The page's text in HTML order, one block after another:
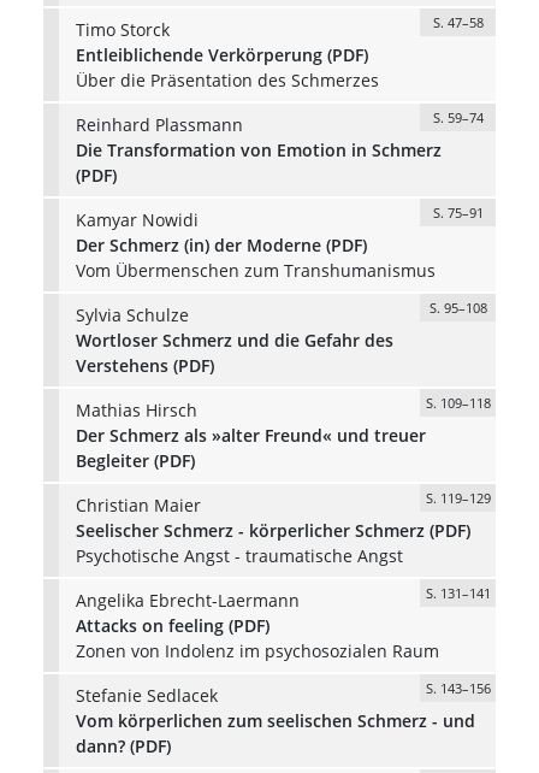
Timo Storck
S. 47–58
Entleiblichende Verkörperung (PDF)
Über die Präsentation des Schmerzes
Reinhard Plassmann
S. 59–74
Die Transformation von Emotion in Schmerz
(PDF)
Kamyar Nowidi
S. 75–91
Der Schmerz (in) der Moderne (PDF)
Vom Übermenschen zum Transhumanismus
Sylvia Schulze
S. 95–108
Wortloser Schmerz und die Gefahr des
Verstehens (PDF)
Mathias Hirsch
S. 109–118
Der Schmerz als »alter Freund« und treuer
Begleiter (PDF)
Christian Maier
S. 119–129
Seelischer Schmerz - körperlicher Schmerz (PDF)
Psychotische Angst - traumatische Angst
Angelika Ebrecht-Laermann
S. 131–141
Attacks on feeling (PDF)
Zonen von Indolenz im psychosozialen Raum
Stefanie Sedlacek
S. 143–156
Vom körperlichen zum seelischen Schmerz - und
dann? (PDF)